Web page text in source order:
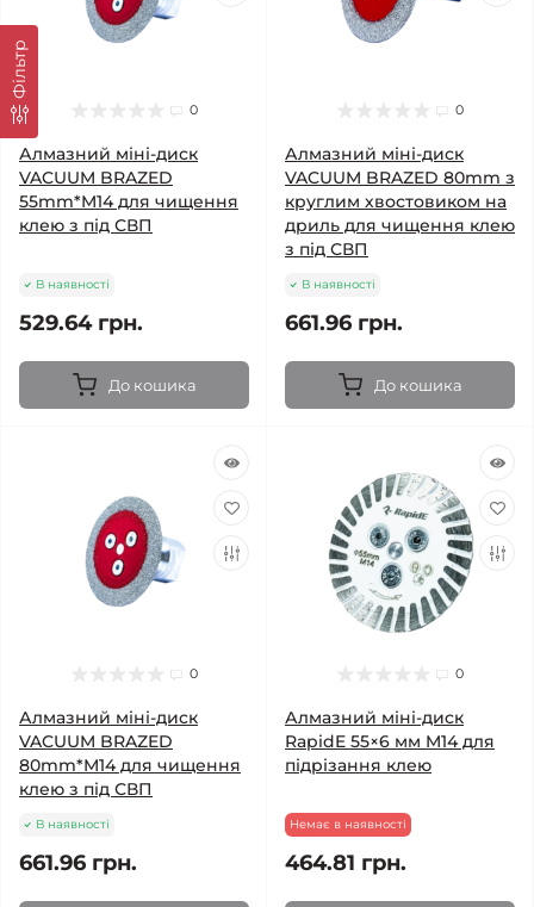
Фільтр
0
Алмазний міні-диск
VACUUM BRAZED
55mm*M14 для чищення
клею з під СВП
В наявності
529.64 грн.
До кошика
0
Алмазний міні-диск
VACUUM BRAZED 80mm з
круглим хвостовиком на
дриль для чищення клею
з під СВП
В наявності
661.96 грн.
До кошика
0
Алмазний міні-диск
VACUUM BRAZED
80mm*M14 для чищення
клею з під СВП
В наявності
661.96 грн.
0
Алмазний міні-диск
RapidE 55×6 мм M14 для
підрізання клею
Немає в наявності
464.81 грн.